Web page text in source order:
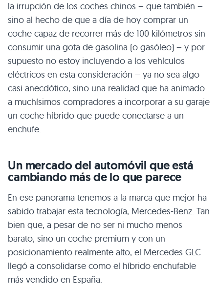
la irrupción de los coches chinos – que también –
sino al hecho de que a día de hoy comprar un
coche capaz de recorrer más de 100 kilómetros sin
consumir una gota de gasolina (o gasóleo) – y por
supuesto no estoy incluyendo a los vehículos
eléctricos en esta consideración – ya no sea algo
casi anecdótico, sino una realidad que ha animado
a muchísimos compradores a incorporar a su garaje
un coche híbrido que puede conectarse a un
enchufe.
Un mercado del automóvil que está
cambiando más de lo que parece
En ese panorama tenemos a la marca que mejor ha
sabido trabajar esta tecnología, Mercedes-Benz. Tan
bien que, a pesar de no ser ni mucho menos
barato, sino un coche premium y con un
posicionamiento realmente alto, el Mercedes GLC
llegó a consolidarse como el híbrido enchufable
más vendido en España.